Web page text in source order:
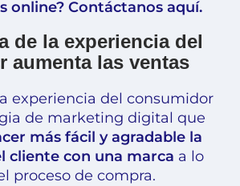
online? Contáctanos aquí.
de la experiencia del
aumenta las ventas
experiencia del consumidor
de marketing digital que
más fácil y agradable la
cliente con una marca a lo
proceso de compra.